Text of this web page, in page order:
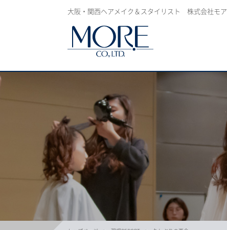
大阪・関西ヘアメイク＆スタイリスト 株式会社モア